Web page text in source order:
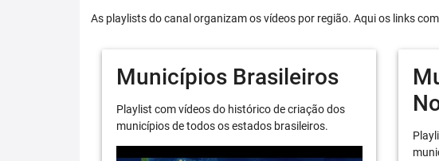
As playlists do canal organizam os vídeos por região. Aqui os links
Municípios Brasileiros
Playlist com vídeos do histórico de criação dos
municípios de todos os estados brasileiros.